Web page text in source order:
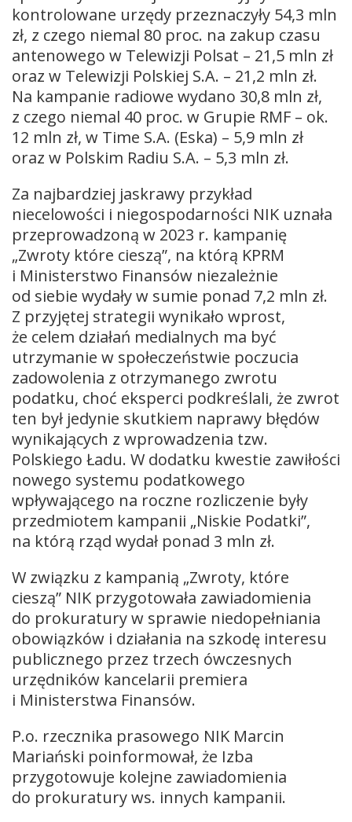
kontrolowane urzędy przeznaczyły 54,3 mln
zł, z czego niemal 80 proc. na zakup czasu
antenowego w Telewizji Polsat – 21,5 mln zł
oraz w Telewizji Polskiej S.A. – 21,2 mln zł.
Na kampanie radiowe wydano 30,8 mln zł,
z czego niemal 40 proc. w Grupie RMF – ok.
12 mln zł, w Time S.A. (Eska) – 5,9 mln zł
oraz w Polskim Radiu S.A. – 5,3 mln zł.
Za najbardziej jaskrawy przykład
niecelowości i niegospodarności NIK uznała
przeprowadzoną w 2023 r. kampanię
„Zwroty które cieszą”, na którą KPRM
i Ministerstwo Finansów niezależnie
od siebie wydały w sumie ponad 7,2 mln zł.
Z przyjętej strategii wynikało wprost,
że celem działań medialnych ma być
utrzymanie w społeczeństwie poczucia
zadowolenia z otrzymanego zwrotu
podatku, choć eksperci podkreślali, że zwrot
ten był jedynie skutkiem naprawy błędów
wynikających z wprowadzenia tzw.
Polskiego Ładu. W dodatku kwestie zawiłości
nowego systemu podatkowego
wpływającego na roczne rozliczenie były
przedmiotem kampanii „Niskie Podatki”,
na którą rząd wydał ponad 3 mln zł.
W związku z kampanią „Zwroty, które
cieszą” NIK przygotowała zawiadomienia
do prokuratury w sprawie niedopełniania
obowiązków i działania na szkodę interesu
publicznego przez trzech ówczesnych
urzędników kancelarii premiera
i Ministerstwa Finansów.
P.o. rzecznika prasowego NIK Marcin
Mariański poinformował, że Izba
przygotowuje kolejne zawiadomienia
do prokuratury ws. innych kampanii.